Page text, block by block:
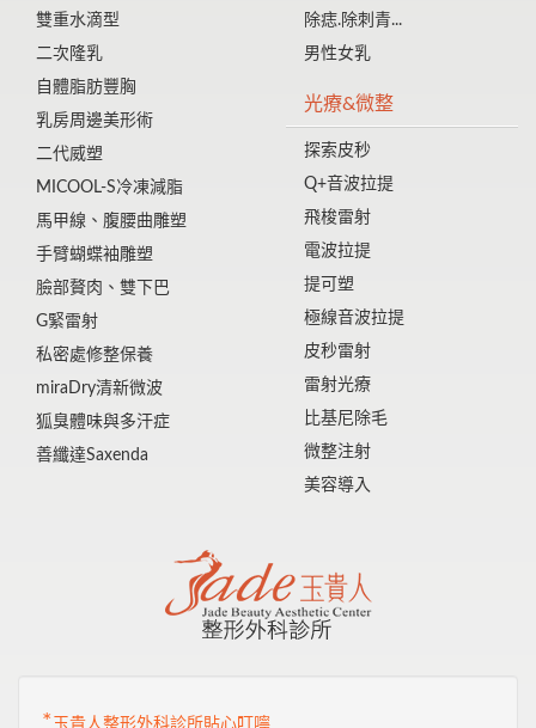
雙重水滴型
二次隆乳
自體脂肪豐胸
乳房周邊美形術
二代威塑
MICOOL-S冷凍減脂
馬甲線、腹腰曲雕塑
手臂蝴蝶袖雕塑
臉部贅肉、雙下巴
G緊雷射
私密處修整保養
miraDry清新微波
狐臭體味與多汗症
善纖達Saxenda
除痣.除刺青...
男性女乳
光療&微整
探索皮秒
Q+音波拉提
飛梭雷射
電波拉提
提可塑
極線音波拉提
皮秒雷射
雷射光療
比基尼除毛
微整注射
美容導入
* 玉貴人整形外科診所貼心叮嚀